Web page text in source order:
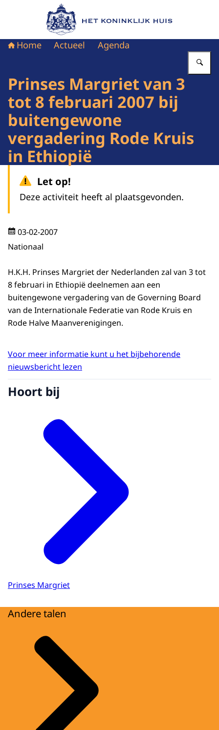
Naar de homepage van Het Koninklijk Huis
Home Actueel Agenda
Prinses Margriet van 3
tot 8 februari 2007 bij
buitengewone
vergadering Rode Kruis
in Ethiopië
Let op!
Deze activiteit heeft al plaatsgevonden.
03-02-2007
Nationaal
H.K.H. Prinses Margriet der Nederlanden zal van 3 tot
8 februari in Ethiopië deelnemen aan een
buitengewone vergadering van de Governing Board
van de Internationale Federatie van Rode Kruis en
Rode Halve Maanverenigingen.
Voor meer informatie kunt u het bijbehorende
nieuwsbericht lezen
Hoort bij
Prinses Margriet
Andere talen